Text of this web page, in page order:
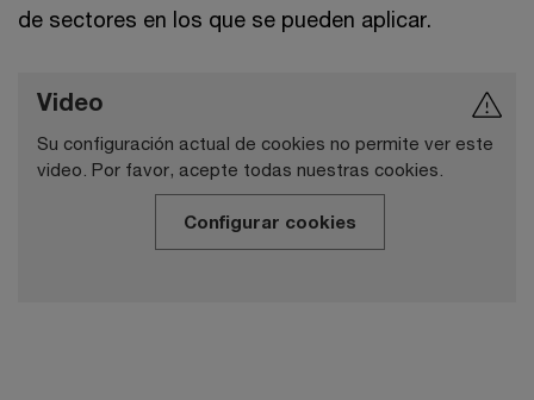
de sectores en los que se pueden aplicar.
Video
Su configuración actual de cookies no permite ver este
video. Por favor, acepte todas nuestras cookies.
Configurar cookies